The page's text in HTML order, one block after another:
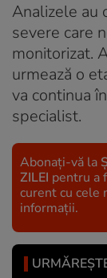
Analizele au
severe care
monitorizat.
urmează o
va continua
specialist.
Abonați-vă la
ZILEI pentru a
curent cu cele
informații.